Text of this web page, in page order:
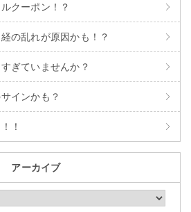
クーポン！？
の乱れが原因かも！？
ぎていませんか？
インかも？
！
アーカイブ